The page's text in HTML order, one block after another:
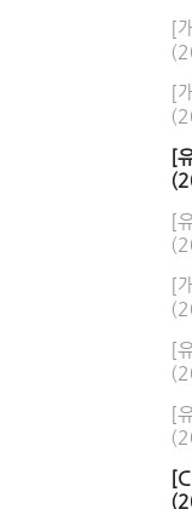
[
[
[
[
[
[
[